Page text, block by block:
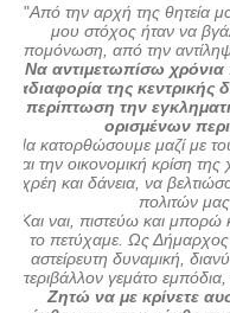
"Από την αρχή της θητεία
μου στόχος ήταν να
απομόνωση, από την
Να αντιμετωπίσω
αδιαφορία της κεντρικής
περίπτωση την
ορισμένων
Να κατορθώσουμε μαζί με
και την οικονομική κρίση
χρέη και δάνεια, να
πολιτών
Και ναι, πιστεύω και μπορώ
το πετύχαμε. Ως Δήμαρχος
αστείρευτη δυναμική,
περιβάλλον γεμάτο
Ζητώ να με κρίνετε